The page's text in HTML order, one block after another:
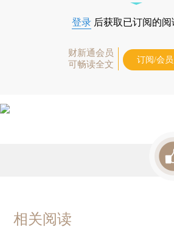
登录 后获取已订阅的阅
财新通会员
可畅读全文
订阅/会
相关阅读